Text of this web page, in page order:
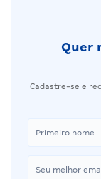
Quer
Cadastre-se e